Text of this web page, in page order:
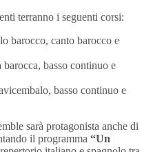
terranno i seguenti corsi:
barocco, canto barocco e
barocca, basso continuo e
basso continuo e
sarà protagonista anche di
il programma “Un